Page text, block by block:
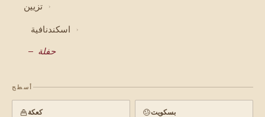
تزيين ›
اسكندنافية ›
حفلة
أسطح
كعكة بسكويت